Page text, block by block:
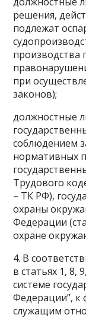
решения,
подлежат
производства
при
законов);
должностные
соблюдением
нормативных
Трудового
– ТК РФ),
охраны
Федерации
охране
4. В
в статьях 1, 8,
системе
Федерации”, к
служащим